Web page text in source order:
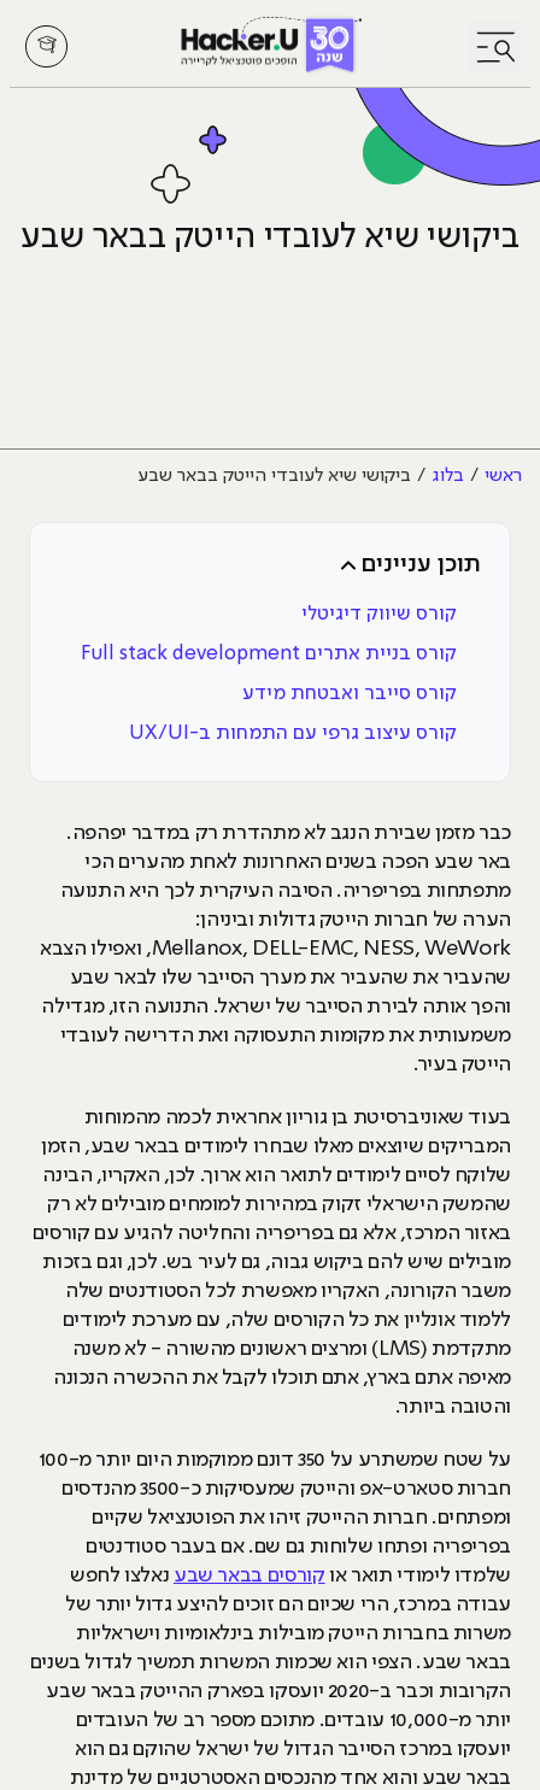
לחץ לפתיחת/סגירת תפריט
ביקושי שיא לעובדי הייטק בבאר שבע
ראשי בלוג ביקושי שיא לעובדי הייטק בבאר שבע
תוכן עניינים
קורס שיווק דיגיטלי
קורס בניית אתרים Full stack development
קורס סייבר ואבטחת מידע
קורס עיצוב גרפי עם התמחות ב-UX/UI
כבר מזמן שבירת הנגב לא מתהדרת רק במדבר יפהפה.
באר שבע הפכה בשנים האחרונות לאחת מהערים הכי
מתפתחות בפריפריה. הסיבה העיקרית לכך היא התנועה
הערה של חברות הייטק גדולות וביניהן:
Mellanox, DELL-EMC, NESS, WeWork, ואפילו הצבא
שהעביר את שהעביר את מערך הסייבר שלו לבאר שבע
והפך אותה לבירת הסייבר של ישראל. התנועה הזו, מגדילה
משמעותית את מקומות התעסוקה ואת הדרישה לעובדי
הייטק בעיר.
בעוד שאוניברסיטת בן גוריון אחראית לכמה מהמוחות
המבריקים שיוצאים מאלו שבחרו לימודים בבאר שבע, הזמן
שלוקח לסיים לימודים לתואר הוא ארוך. לכן, האקריו, הבינה
שהמשק הישראלי זקוק במהירות למומחים מובילים לא רק
באזור המרכז, אלא גם בפריפריה והחליטה להגיע עם קורסים
מובילים שיש להם ביקוש גבוה, גם לעיר בש. לכן, וגם בזכות
משבר הקורונה, האקריו מאפשרת לכל הסטודנטים שלה
ללמוד אונליין את כל הקורסים שלה, עם מערכת לימודים
מתקדמת (LMS) ומרצים ראשונים מהשורה - לא משנה
מאיפה אתם בארץ, אתם תוכלו לקבל את ההכשרה הנכונה
והטובה ביותר.
על שטח שמשתרע על 350 דונם ממוקמות היום יותר מ-100
חברות סטארט-אפ והייטק שמעסיקות כ-3500 מהנדסים
ומפתחים. חברות ההייטק זיהו את הפוטנציאל שקיים
בפריפריה ופתחו שלוחות גם שם. אם בעבר סטודנטים
שלמדו לימודי תואר או קורסים בבאר שבע נאלצו לחפש
עבודה במרכז, הרי שכיום הם זוכים להיצע גדול יותר של
משרות בחברות הייטק מובילות בינלאומיות וישראליות
בבאר שבע. הצפי הוא שכמות המשרות תמשיך לגדול בשנים
הקרובות וכבר ב-2020 יועסקו בפארק ההייטק בבאר שבע
יותר מ-10,000 עובדים. מתוכם מספר רב של העובדים
יועסקו במרכז הסייבר הגדול של ישראל שהוקם גם הוא
בבאר שבע והוא אחד מהנכסים האסטרטגיים של מדינת